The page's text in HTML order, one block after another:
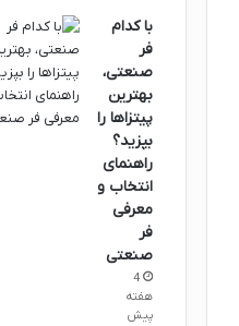
با کدام
فر
صنعتی،
بهترین
پیتزاها را
بپزید؟
راهنمای
انتخاب و
معرفی
فر
صنعتی
4
هفته
پیش